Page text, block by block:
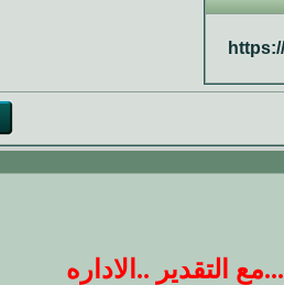
التقدير ..الاداره